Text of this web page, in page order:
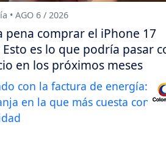
• AGO 6 / 2026
pena comprar el iPhone 17
Esto es lo que podría pasar
en los próximos meses